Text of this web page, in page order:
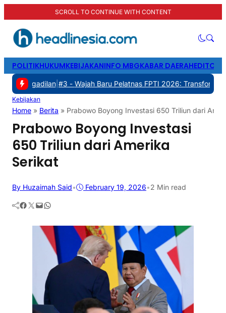
SCROLL TO CONTINUE WITH CONTENT
POLITIKHUKUMKEBIJAKANINFO MBGKABAR DAERAH
| #3 -Wajah Baru Pelatnas FPTI 2026: Transformasi
Kebijakan
Home » Berita » Prabowo Boyong Investasi 650 Triliun dari
Prabowo Boyong Investasi
650 Triliun dari Amerika
Serikat
By Huzaimah Said• February 19, 2026•2 Min read
Facebook Twitter Mail WhatsApp